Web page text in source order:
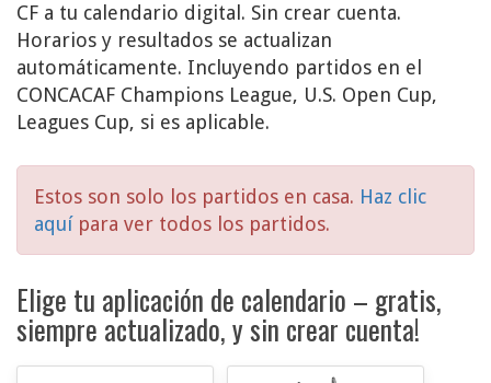
CF a tu calendario digital. Sin crear cuenta.
Horarios y resultados se actualizan
automáticamente. Incluyendo partidos en el
CONCACAF Champions League, U.S. Open Cup,
Leagues Cup, si es aplicable.
Estos son solo los partidos en casa. Haz clic
aquí para ver todos los partidos.
Elige tu aplicación de calendario – gratis,
siempre actualizado, y sin crear cuenta!